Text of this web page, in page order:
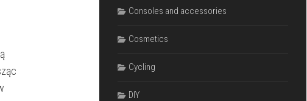
Consoles and accessories
Cosmetics
Cycling
DIY